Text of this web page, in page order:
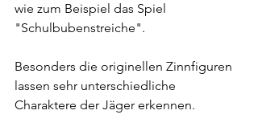
wie zum Beispiel das Spiel
"Schulbubenstreiche".
Besonders die originellen Zinnfiguren
lassen sehr unterschiedliche
Charaktere der Jäger erkennen.